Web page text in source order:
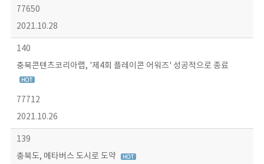
77650
2021.10.28
140
충북콘텐츠코리아랩, '제4회 플레이콘 어워즈' 성공적으로 종료
77712
2021.10.26
139
충북도, 메타버스 도시로 도약